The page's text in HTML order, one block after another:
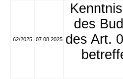
62/2025 07.08.2025
des
des Art.